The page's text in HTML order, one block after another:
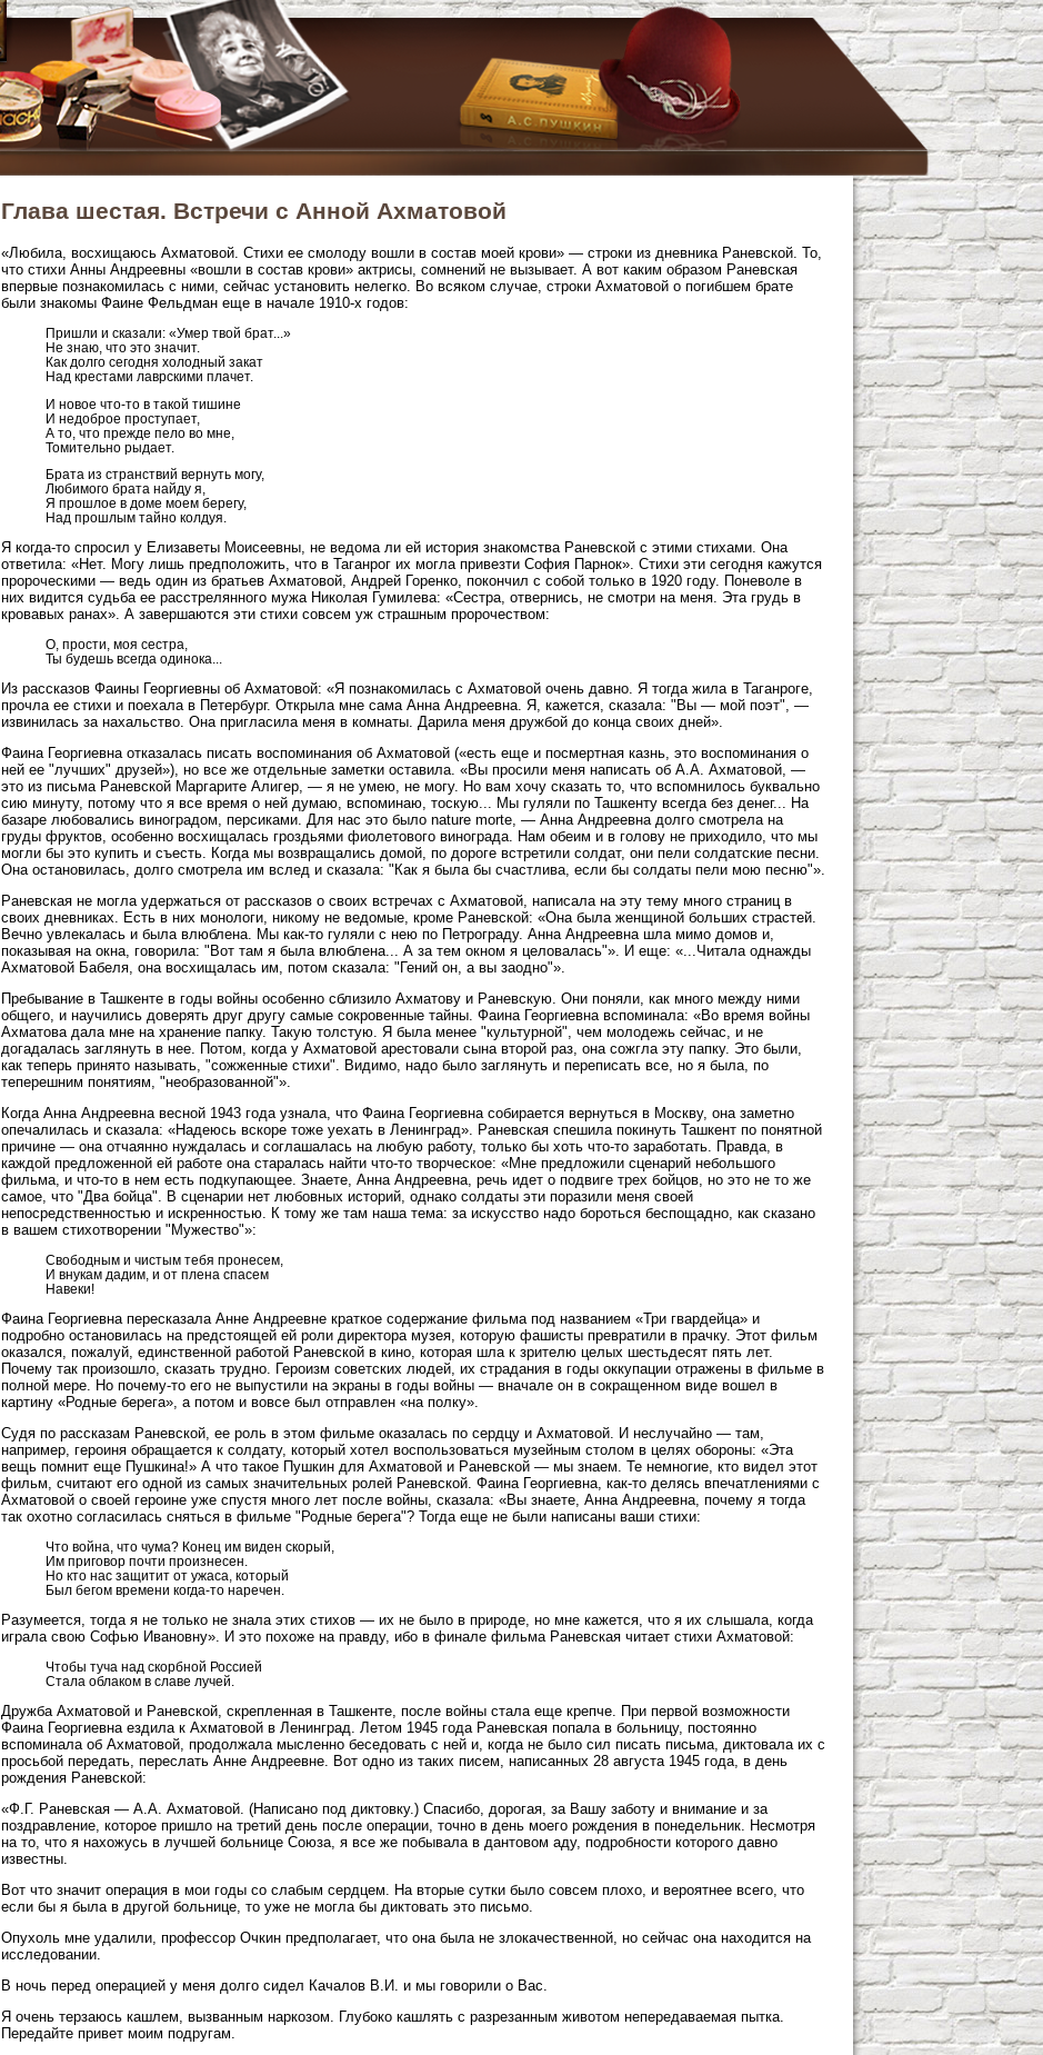
Глава шестая. Встречи с Анной Ахматовой
«Любила, восхищаюсь Ахматовой. Стихи ее смолоду вошли в состав моей крови» — строки из дневника Раневской. То,
что стихи Анны Андреевны «вошли в состав крови» актрисы, сомнений не вызывает. А вот каким образом Раневская
впервые познакомилась с ними, сейчас установить нелегко. Во всяком случае, строки Ахматовой о погибшем брате
были знакомы Фаине Фельдман еще в начале 1910-х годов:
Пришли и сказали: «Умер твой брат...»
Не знаю, что это значит.
Как долго сегодня холодный закат
Над крестами лаврскими плачет.
И новое что-то в такой тишине
И недоброе проступает,
А то, что прежде пело во мне,
Томительно рыдает.
Брата из странствий вернуть могу,
Любимого брата найду я,
Я прошлое в доме моем берегу,
Над прошлым тайно колдуя.
Я когда-то спросил у Елизаветы Моисеевны, не ведома ли ей история знакомства Раневской с этими стихами. Она
ответила: «Нет. Могу лишь предположить, что в Таганрог их могла привезти София Парнок». Стихи эти сегодня кажутся
пророческими — ведь один из братьев Ахматовой, Андрей Горенко, покончил с собой только в 1920 году. Поневоле в
них видится судьба ее расстрелянного мужа Николая Гумилева: «Сестра, отвернись, не смотри на меня. Эта грудь в
кровавых ранах». А завершаются эти стихи совсем уж страшным пророчеством:
О, прости, моя сестра,
Ты будешь всегда одинока...
Из рассказов Фаины Георгиевны об Ахматовой: «Я познакомилась с Ахматовой очень давно. Я тогда жила в Таганроге,
прочла ее стихи и поехала в Петербург. Открыла мне сама Анна Андреевна. Я, кажется, сказала: "Вы — мой поэт", —
извинилась за нахальство. Она пригласила меня в комнаты. Дарила меня дружбой до конца своих дней».
Фаина Георгиевна отказалась писать воспоминания об Ахматовой («есть еще и посмертная казнь, это воспоминания о
ней ее "лучших" друзей»), но все же отдельные заметки оставила. «Вы просили меня написать об А.А. Ахматовой, —
это из письма Раневской Маргарите Алигер, — я не умею, не могу. Но вам хочу сказать то, что вспомнилось буквально
сию минуту, потому что я все время о ней думаю, вспоминаю, тоскую... Мы гуляли по Ташкенту всегда без денег... На
базаре любовались виноградом, персиками. Для нас это было nature morte, — Анна Андреевна долго смотрела на
груды фруктов, особенно восхищалась гроздьями фиолетового винограда. Нам обеим и в голову не приходило, что мы
могли бы это купить и съесть. Когда мы возвращались домой, по дороге встретили солдат, они пели солдатские песни.
Она остановилась, долго смотрела им вслед и сказала: "Как я была бы счастлива, если бы солдаты пели мою песню"».
Раневская не могла удержаться от рассказов о своих встречах с Ахматовой, написала на эту тему много страниц в
своих дневниках. Есть в них монологи, никому не ведомые, кроме Раневской: «Она была женщиной больших страстей.
Вечно увлекалась и была влюблена. Мы как-то гуляли с нею по Петрограду. Анна Андреевна шла мимо домов и,
показывая на окна, говорила: "Вот там я была влюблена... А за тем окном я целовалась"». И еще: «...Читала однажды
Ахматовой Бабеля, она восхищалась им, потом сказала: "Гений он, а вы заодно"».
Пребывание в Ташкенте в годы войны особенно сблизило Ахматову и Раневскую. Они поняли, как много между ними
общего, и научились доверять друг другу самые сокровенные тайны. Фаина Георгиевна вспоминала: «Во время войны
Ахматова дала мне на хранение папку. Такую толстую. Я была менее "культурной", чем молодежь сейчас, и не
догадалась заглянуть в нее. Потом, когда у Ахматовой арестовали сына второй раз, она сожгла эту папку. Это были,
как теперь принято называть, "сожженные стихи". Видимо, надо было заглянуть и переписать все, но я была, по
теперешним понятиям, "необразованной"».
Когда Анна Андреевна весной 1943 года узнала, что Фаина Георгиевна собирается вернуться в Москву, она заметно
опечалилась и сказала: «Надеюсь вскоре тоже уехать в Ленинград». Раневская спешила покинуть Ташкент по понятной
причине — она отчаянно нуждалась и соглашалась на любую работу, только бы хоть что-то заработать. Правда, в
каждой предложенной ей работе она старалась найти что-то творческое: «Мне предложили сценарий небольшого
фильма, и что-то в нем есть подкупающее. Знаете, Анна Андреевна, речь идет о подвиге трех бойцов, но это не то же
самое, что "Два бойца". В сценарии нет любовных историй, однако солдаты эти поразили меня своей
непосредственностью и искренностью. К тому же там наша тема: за искусство надо бороться беспощадно, как сказано
в вашем стихотворении "Мужество"»:
Свободным и чистым тебя пронесем,
И внукам дадим, и от плена спасем
Навеки!
Фаина Георгиевна пересказала Анне Андреевне краткое содержание фильма под названием «Три гвардейца» и
подробно остановилась на предстоящей ей роли директора музея, которую фашисты превратили в прачку. Этот фильм
оказался, пожалуй, единственной работой Раневской в кино, которая шла к зрителю целых шестьдесят пять лет.
Почему так произошло, сказать трудно. Героизм советских людей, их страдания в годы оккупации отражены в фильме в
полной мере. Но почему-то его не выпустили на экраны в годы войны — вначале он в сокращенном виде вошел в
картину «Родные берега», а потом и вовсе был отправлен «на полку».
Судя по рассказам Раневской, ее роль в этом фильме оказалась по сердцу и Ахматовой. И неслучайно — там,
например, героиня обращается к солдату, который хотел воспользоваться музейным столом в целях обороны: «Эта
вещь помнит еще Пушкина!» А что такое Пушкин для Ахматовой и Раневской — мы знаем. Те немногие, кто видел этот
фильм, считают его одной из самых значительных ролей Раневской. Фаина Георгиевна, как-то делясь впечатлениями с
Ахматовой о своей героине уже спустя много лет после войны, сказала: «Вы знаете, Анна Андреевна, почему я тогда
так охотно согласилась сняться в фильме "Родные берега"? Тогда еще не были написаны ваши стихи:
Что война, что чума? Конец им виден скорый,
Им приговор почти произнесен.
Но кто нас защитит от ужаса, который
Был бегом времени когда-то наречен.
Разумеется, тогда я не только не знала этих стихов — их не было в природе, но мне кажется, что я их слышала, когда
играла свою Софью Ивановну». И это похоже на правду, ибо в финале фильма Раневская читает стихи Ахматовой:
Чтобы туча над скорбной Россией
Стала облаком в славе лучей.
Дружба Ахматовой и Раневской, скрепленная в Ташкенте, после войны стала еще крепче. При первой возможности
Фаина Георгиевна ездила к Ахматовой в Ленинград. Летом 1945 года Раневская попала в больницу, постоянно
вспоминала об Ахматовой, продолжала мысленно беседовать с ней и, когда не было сил писать письма, диктовала их с
просьбой передать, переслать Анне Андреевне. Вот одно из таких писем, написанных 28 августа 1945 года, в день
рождения Раневской:
«Ф.Г. Раневская — А.А. Ахматовой. (Написано под диктовку.) Спасибо, дорогая, за Вашу заботу и внимание и за
поздравление, которое пришло на третий день после операции, точно в день моего рождения в понедельник. Несмотря
на то, что я нахожусь в лучшей больнице Союза, я все же побывала в дантовом аду, подробности которого давно
известны.
Вот что значит операция в мои годы со слабым сердцем. На вторые сутки было совсем плохо, и вероятнее всего, что
если бы я была в другой больнице, то уже не могла бы диктовать это письмо.
Опухоль мне удалили, профессор Очкин предполагает, что она была не злокачественной, но сейчас она находится на
исследовании.
В ночь перед операцией у меня долго сидел Качалов В.И. и мы говорили о Вас.
Я очень терзаюсь кашлем, вызванным наркозом. Глубоко кашлять с разрезанным животом непередаваемая пытка.
Передайте привет моим подругам.